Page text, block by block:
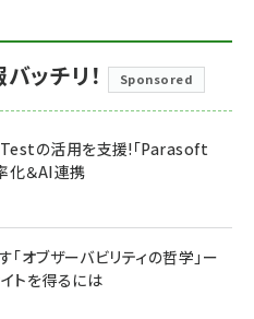
ッチリ！ Sponsored
の活用を支援!「Parasoft
化＆AI連携
オブザーバビリティの哲学」ー
トを得るには